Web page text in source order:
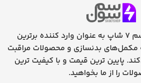
فروشگاه اینترنتی سم 7 شاپ به عنوان وارد کننده برترین
مکمل‌های بدنسازی و محصولات مراقبت
پایین ترین قیمت و با کیفیت ترین
را از ما بخواهید.